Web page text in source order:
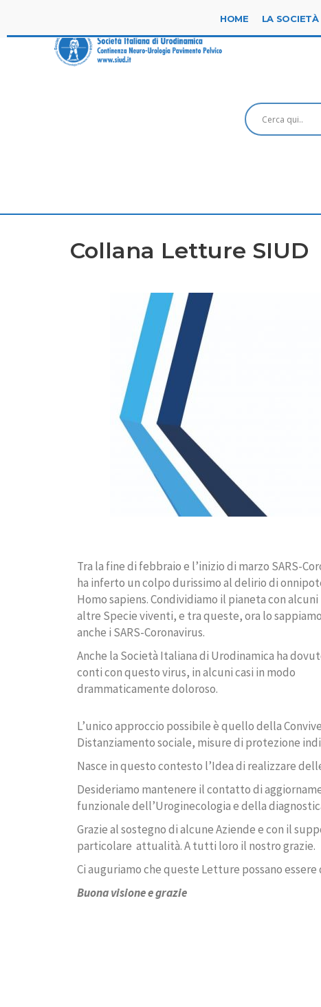
HOME LA SOCIETÀ
Collana Letture SIUD
Tra la fine di febbraio e l’inizio di marzo SARS-
ha inferto un colpo durissimo al delirio di
Homo sapiens. Condividiamo il pianeta con
altre Specie viventi, e tra queste, ora lo
anche i SARS-Coronavirus.
Anche la Società Italiana di Urodinamica ha
conti con questo virus, in alcuni casi in modo
drammaticamente doloroso.
L’unico approccio possibile è quello della
Distanziamento sociale, misure di protezione
Nasce in questo contesto l’Idea di realizzare
Desideriamo mantenere il contatto di
funzionale dell’Uroginecologia e della
Grazie al sostegno di alcune Aziende e con il
particolare attualità. A tutti loro il nostro grazie.
Ci auguriamo che queste Letture possano
Buona visione e grazie